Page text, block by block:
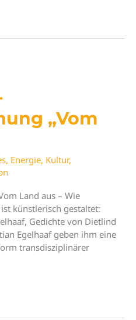
„Vom
, Energie, Kultur,
Land aus – Wie
künstlerisch gestaltet:
Gedichte von Dietlind
Egelhaaf geben ihm eine
transdisziplinärer